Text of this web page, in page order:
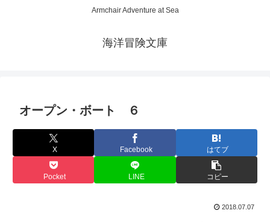
Armchair Adventure at Sea
海洋冒険文庫
オープン・ボート ６
X Facebook はてブ
Pocket LINE コピー
2018.07.07